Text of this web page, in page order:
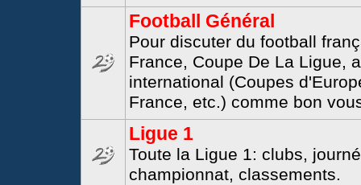
Football Général
Pour discuter du football
France, Coupe De La Ligue,
international (Coupes
France, etc.) comme bon
Ligue 1
Toute la Ligue 1: clubs,
championnat, classements.